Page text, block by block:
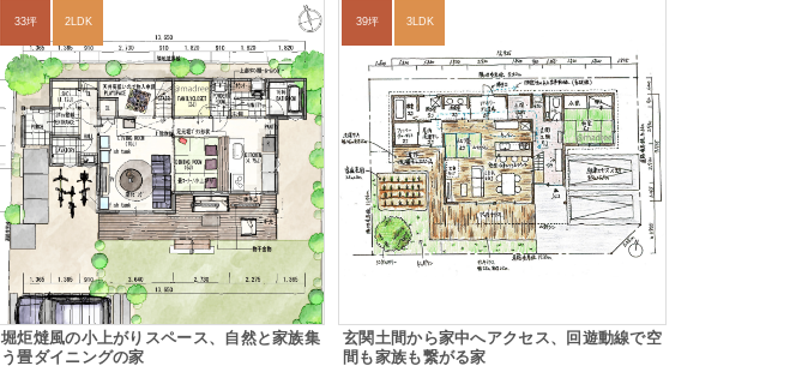
33坪 2LDK
堀炬燵風の小上がりスペース、自然と家族集
う畳ダイニングの家
39坪 3LDK
玄関土間から家中へアクセス、回遊動線で空
間も家族も繋がる家